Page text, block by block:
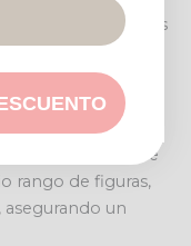
para crear looks
para adaptarse
rango de figuras,
asegurando un